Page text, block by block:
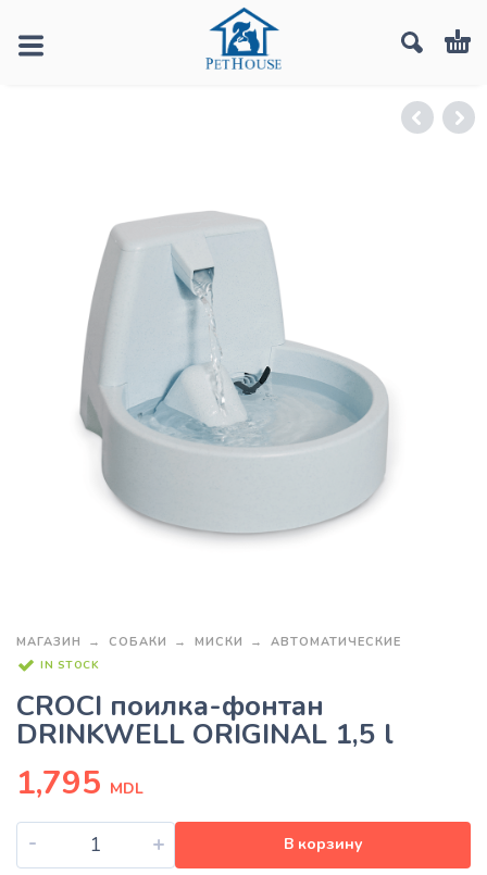
МАГАЗИН СОБАКИ МИСКИ АВТОМАТИЧЕСКИЕ
IN STOCK
CROCI поилка-фонтан
DRINKWELL ORIGINAL 1,5 l
1,795 MDL
- + В корзину